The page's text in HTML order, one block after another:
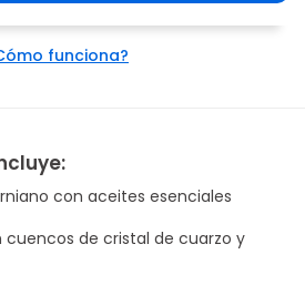
funciona?
con aceites esenciales
cuencos de cristal de cuarzo y